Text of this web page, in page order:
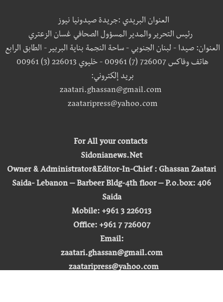
العنوان البريدي :جريدة صيدونيا نيوز
رئيس التحرير والمدير المسؤول الصحافي غسان الزعتري
العنوان: صيدا - لبنان الجنوبي - ساحة النجمة بناية البربير - الطابق الرابع
هاتف وفاكس 726007 (7) 00961 - خليوي 226013 (3) 00961
بريد إلكتروني:
zaatari.ghassan@gmail.com
zaataripress@yahoo.com
For All your contacts
Sidonianews.Net
Owner & Administrator&Editor-In-Chief : Ghassan Zaatari
Saida- Lebanon – Barbeer Bldg-4th floor – P.o.box: 406
Saida
Mobile: +961 3 226013
Office: +961 7 726007
Email:
zaatari.ghassan@gmail.com
zaataripress@yahoo.com